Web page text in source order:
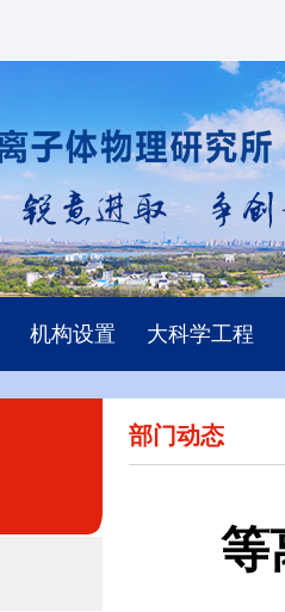
机构设置 大科学工程
部门动态
等